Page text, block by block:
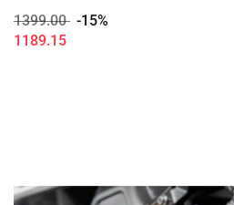
1399.00 -15%
1189.15